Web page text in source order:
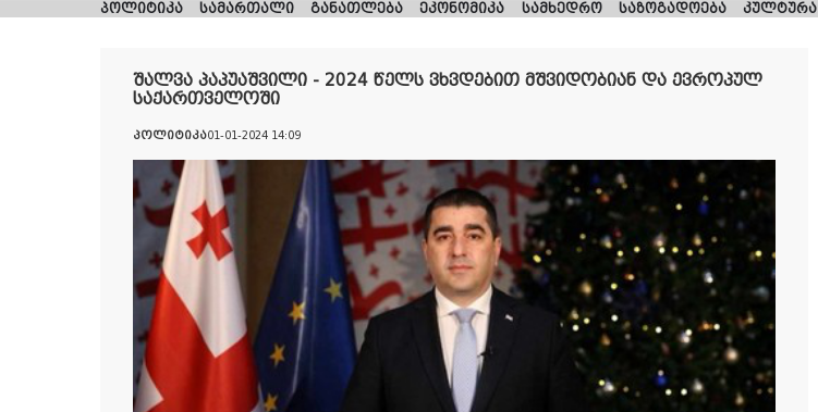
პოლიტიკა სამართალი განათლება ეკონომიკა სამხედრო საზოგადოება კულტურა
შალვა პაპუაშვილი - 2024 წელს ვხვდებით მშვიდობიან და ევროპულ
საქართველოში
პოლიტიკა01-01-2024 14:09